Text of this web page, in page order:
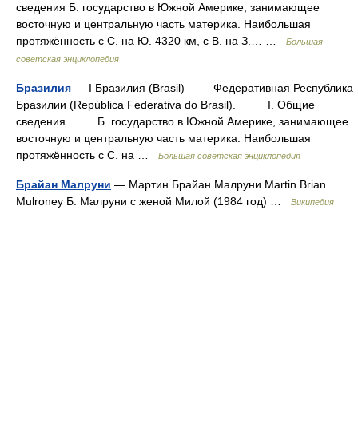
сведения Б. государство в Южной Америке, занимающее
восточную и центральную часть материка. Наибольшая
протяжённость с С. на Ю. 4320 км, с В. на З.… …
Большая
советская энциклопедия
Бразилия — I Бразилия (Brasil) Федеративная Республика
Бразилии (República Federativa do Brasil). I. Общие
сведения Б. государство в Южной Америке, занимающее
восточную и центральную часть материка. Наибольшая
протяжённость с С. на …
Большая советская энциклопедия
Брайан Малруни — Мартин Брайан Малруни Martin Brian
Mulroney Б. Малруни с женой Милой (1984 год) …
Википедия